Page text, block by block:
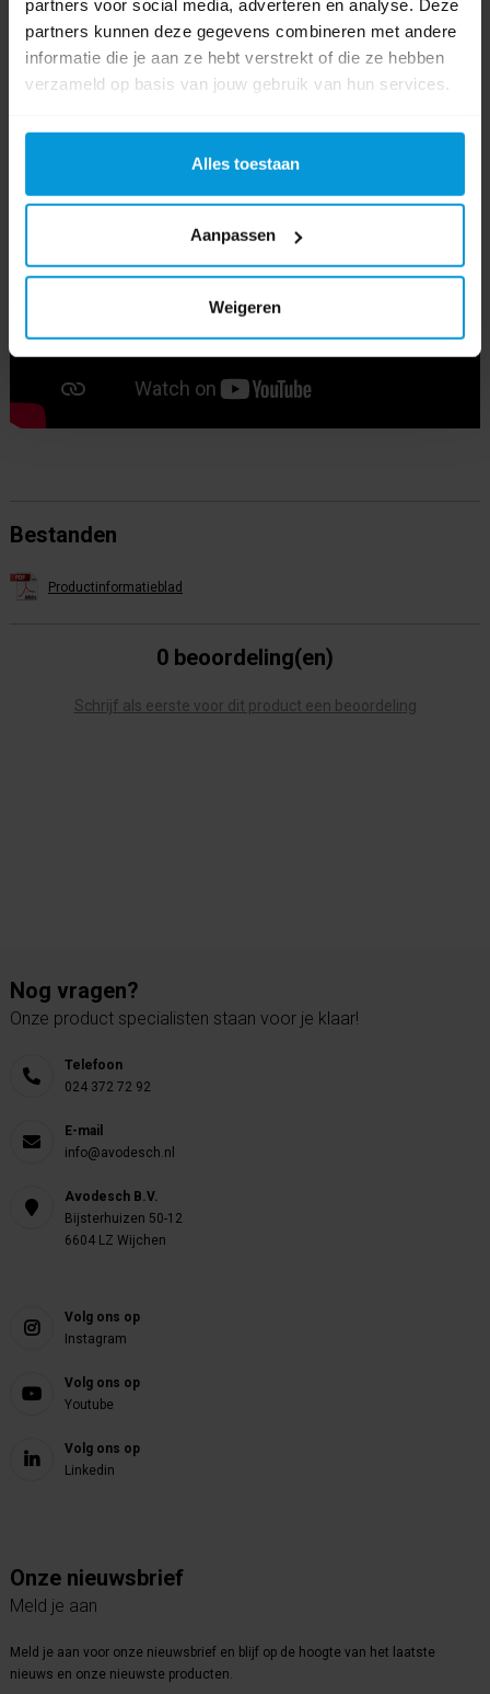
partners voor social media, adverteren en analyse. Deze
partners kunnen deze gegevens combineren met andere
informatie die je aan ze hebt verstrekt of die ze hebben
verzameld op basis van jouw gebruik van hun services.
Alles toestaan
Aanpassen
Weigeren
werkwagen (31) reflo (13), 919422 (1), sm5 (1)
Video's
Bestanden
Productinformatieblad
0 beoordeling(en)
Schrijf als eerste voor dit product een beoordeling
Nog vragen?
Onze product specialisten staan voor je klaar!
Telefoon
024 372 72 92
E-mail
info@avodesch.nl
Avodesch B.V.
Bijsterhuizen 50-12
6604 LZ Wijchen
Volg ons op
Instagram
Volg ons op
Youtube
Volg ons op
Linkedin
Onze nieuwsbrief
Meld je aan
Meld je aan voor onze nieuwsbrief en blijf op de hoogte van het laatste
nieuws en onze nieuwste producten.